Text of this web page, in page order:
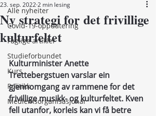
Alle nyheiter
Covid-19-oppdatering
Faglige artikler
Studieforbundet
Kurs
Politikk
Medlemsorganisasjonar
Ny strategi for det frivillige
kulturfeltet
23. sep. 20222 min lesing
Kulturminister Anette
Trettebergstuen varslar ein
gjennomgang av rammene for det
frivillige musikk- og kulturfeltet. Kven
fell utanfor, korleis kan vi få betre